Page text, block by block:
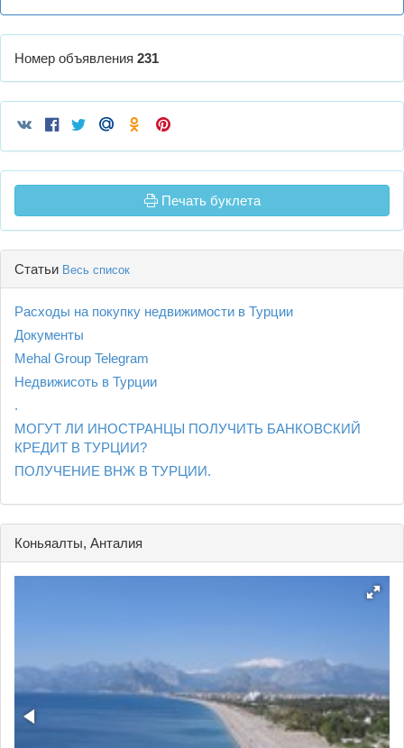
Номер объявления 231
Печать буклета
Статьи Весь список
Расходы на покупку недвижимости в Турции
Документы
Mehal Group Telegram
Недвижисоть в Турции
.
МОГУТ ЛИ ИНОСТРАНЦЫ ПОЛУЧИТЬ БАНКОВСКИЙ
КРЕДИТ В ТУРЦИИ?
ПОЛУЧЕНИЕ ВНЖ В ТУРЦИИ.
Коньяалты, Анталия